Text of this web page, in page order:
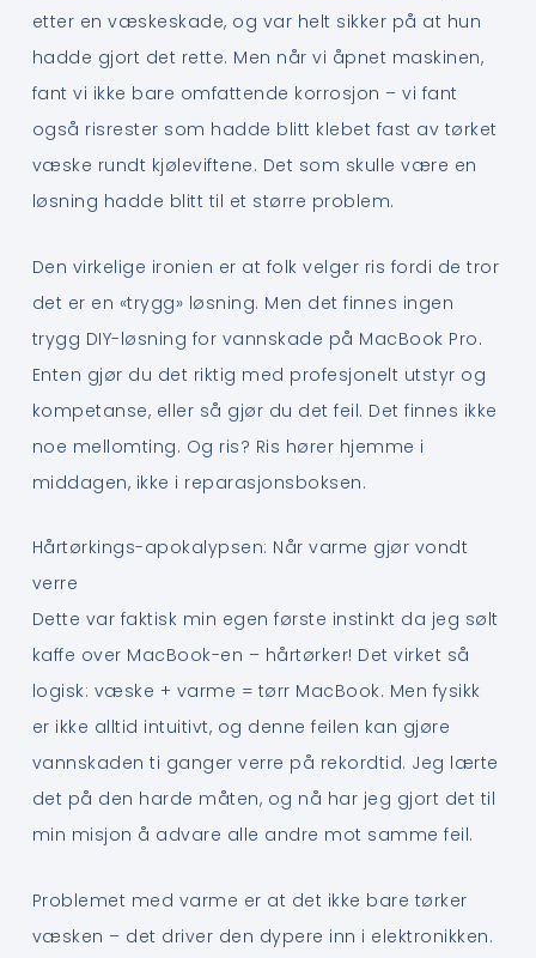
etter en væskeskade, og var helt sikker på at hun
hadde gjort det rette. Men når vi åpnet maskinen,
fant vi ikke bare omfattende korrosjon – vi fant
også risrester som hadde blitt klebet fast av tørket
væske rundt kjøleviftene. Det som skulle være en
løsning hadde blitt til et større problem.
Den virkelige ironien er at folk velger ris fordi de tror
det er en «trygg» løsning. Men det finnes ingen
trygg DIY-løsning for vannskade på MacBook Pro.
Enten gjør du det riktig med profesjonelt utstyr og
kompetanse, eller så gjør du det feil. Det finnes ikke
noe mellomting. Og ris? Ris hører hjemme i
middagen, ikke i reparasjonsboksen.
Hårtørkings-apokalypsen: Når varme gjør vondt
verre
Dette var faktisk min egen første instinkt da jeg sølt
kaffe over MacBook-en – hårtørker! Det virket så
logisk: væske + varme = tørr MacBook. Men fysikk
er ikke alltid intuitivt, og denne feilen kan gjøre
vannskaden ti ganger verre på rekordtid. Jeg lærte
det på den harde måten, og nå har jeg gjort det til
min misjon å advare alle andre mot samme feil.
Problemet med varme er at det ikke bare tørker
væsken – det driver den dypere inn i elektronikken.